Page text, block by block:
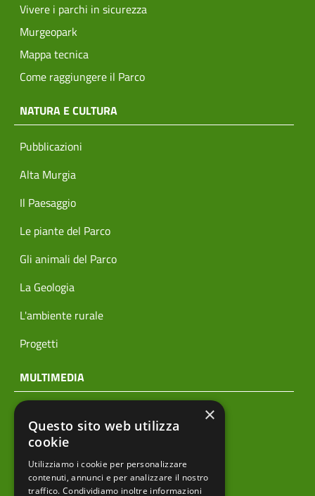
Vivere i parchi in sicurezza
Murgeopark
Mappa tecnica
Come raggiungere il Parco
NATURA E CULTURA
Pubblicazioni
Alta Murgia
Il Paesaggio
Le piante del Parco
Gli animali del Parco
La Geologia
L'ambiente rurale
Progetti
MULTIMEDIA
Archivio news
Prodotti editoriali
×
Questo sito web utilizza
cookie
Utilizziamo i cookie per personalizzare
contenuti, annunci e per analizzare il nostro
traffico. Condividiamo inoltre informazioni